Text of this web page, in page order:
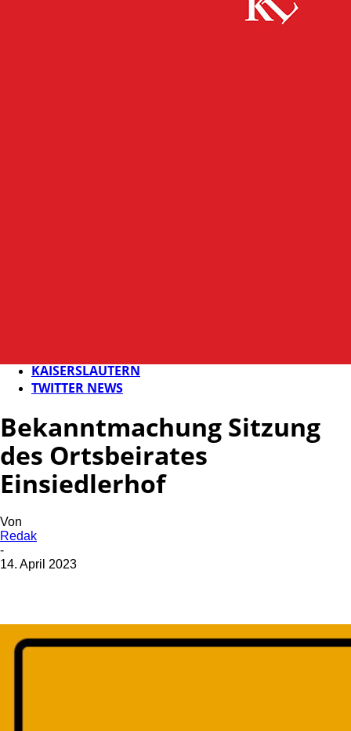
KAISERSLAUTERN
TWITTER NEWS
Bekanntmachung Sitzung
des Ortsbeirates
Einsiedlerhof
Von
Redak
-
14. April 2023